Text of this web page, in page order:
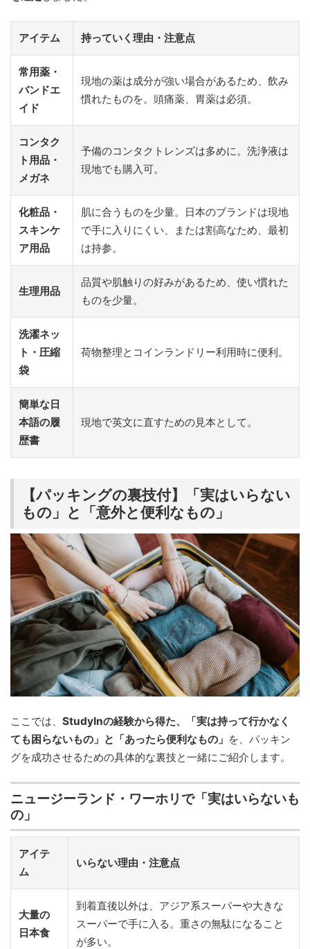
アイテム 持っていく理由・注意点
常用薬・
バンドエ
イド
現地の薬は成分が強い場合があるため、飲み
慣れたものを。頭痛薬、胃薬は必須。
コンタク
ト用品・
メガネ
予備のコンタクトレンズは多めに。洗浄液は
現地でも購入可。
化粧品・
スキンケ
ア用品
肌に合うものを少量。日本のブランドは現地
で手に入りにくい、または割高なため、最初
は持参。
生理用品
品質や肌触りの好みがあるため、使い慣れた
ものを少量。
洗濯ネッ
ト・圧縮
袋
荷物整理とコインランドリー利用時に便利。
簡単な日
本語の履
歴書
現地で英文に直すための見本として。
【パッキングの裏技付】「実はいらない
もの」と「意外と便利なもの」
ここでは、 StudyInの経験から得た、「実は持って行かなく
ても困らないもの」と「あったら便利なもの」 を、パッキン
グを成功させるための具体的な裏技と一緒にご紹介します。
ニュージーランド・ワーホリで「実はいらないも
の」
アイテ
ム
いらない理由・注意点
大量の
日本食
到着直後以外は、アジア系スーパーや大きな
スーパーで手に入る。重さの無駄になること
が多い。